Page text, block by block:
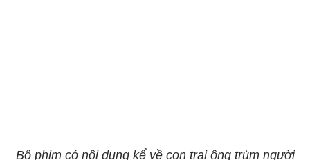
Bộ phim có nội dung kể về con trai ông trùm người